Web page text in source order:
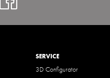
SERVICE
3D Configurator